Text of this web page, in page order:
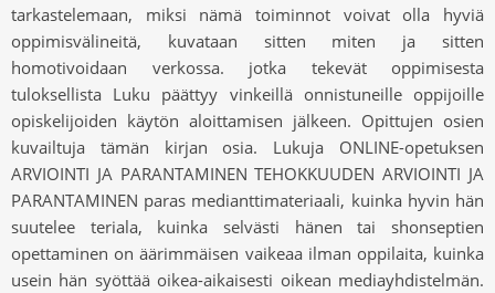
tarkastelemaan, miksi nämä toiminnot voivat olla hyviä
oppimisvälineitä, kuvataan sitten miten ja sitten
homotivoidaan verkossa. jotka tekevät oppimisesta
tuloksellista Luku päättyy vinkeillä onnistuneille oppijoille
opiskelijoiden käytön aloittamisen jälkeen. Opittujen osien
kuvailtuja tämän kirjan osia. Lukuja ONLINE-opetuksen
ARVIOINTI JA PARANTAMINEN TEHOKKUUDEN ARVIOINTI JA
PARANTAMINEN paras medianttimateriaali, kuinka hyvin hän
suutelee teriala, kuinka selvästi hänen tai shonseptien
opettaminen on äärimmäisen vaikeaa ilman oppilaita, kuinka
usein hän syöttää oikea-aikaisesti oikean mediayhdistelmän.